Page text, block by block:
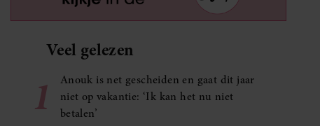
Veel gelezen
1
Anouk is net gescheiden en gaat dit jaar
niet op vakantie: ‘Ik kan het nu niet
betalen’